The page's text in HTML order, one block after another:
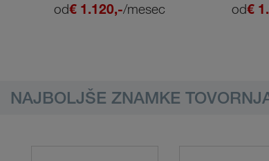
od€ 1.120,-/mesec od€
NAJBOLJŠE ZNAMKE